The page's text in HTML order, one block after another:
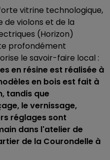
vitrine technologique,
violons et de la
(Horizon)
profondément
le savoir-faire local :
en résine est réalisée à
en bois est fait à
tandis que
le vernissage,
réglages sont
dans l'atelier de
de la Courondelle à